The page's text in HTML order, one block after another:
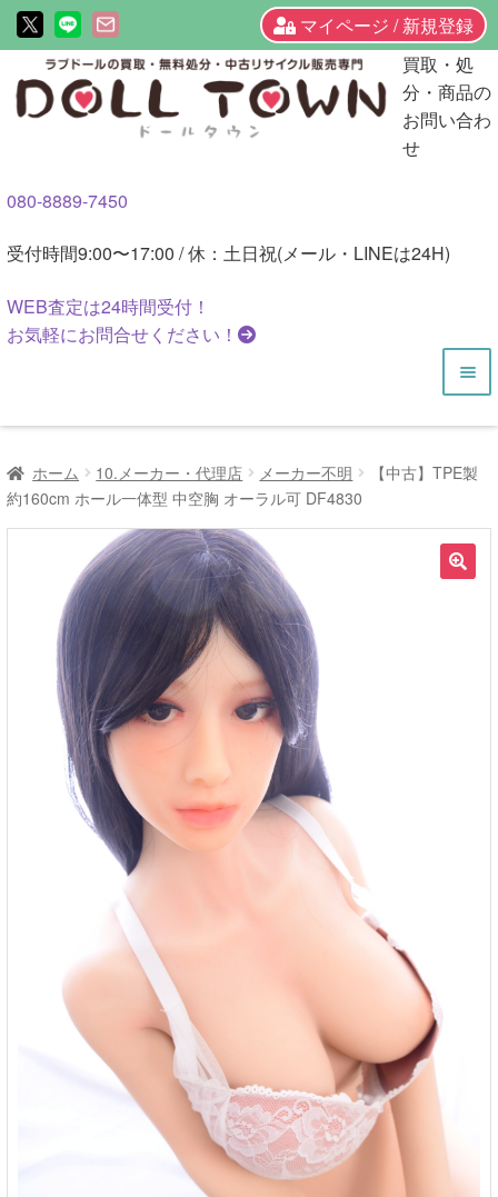
マイページ / 新規登録
ビ
ゲ
ョ
へ
キ
ッ
ン
テ
へ
キ
プ
買取・処
分・商品の
お問い合わ
せ
080-8889-7450
受付時間9:00〜17:00 / 休：土日祝(メール・LINEは24H)
WEB査定は24時間受付！
お気軽にお問合せください！
HOME
商品一覧
ご利用ガイド
ラブドール買取・処分
無料引き取り
よくあるご質問
お問い合わせ
ホーム 10.メーカー・代理店 メーカー不明
【中古】TPE製
約160cm ホール一体型 中空胸 オーラル可 DF4830